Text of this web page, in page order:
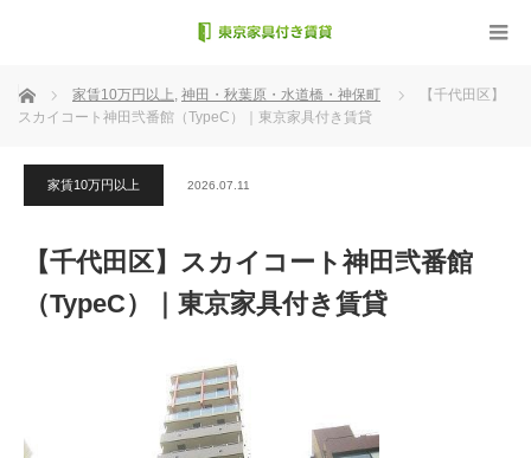
ホーム 家賃10万円以上, 神田・秋葉原・水道橋・神保町
【千代田区】
スカイコート神田弐番館（TypeC）｜東京家具付き賃貸
家賃10万円以上 2026.07.11
【千代田区】スカイコート神田弐番館
（TypeC）｜東京家具付き賃貸